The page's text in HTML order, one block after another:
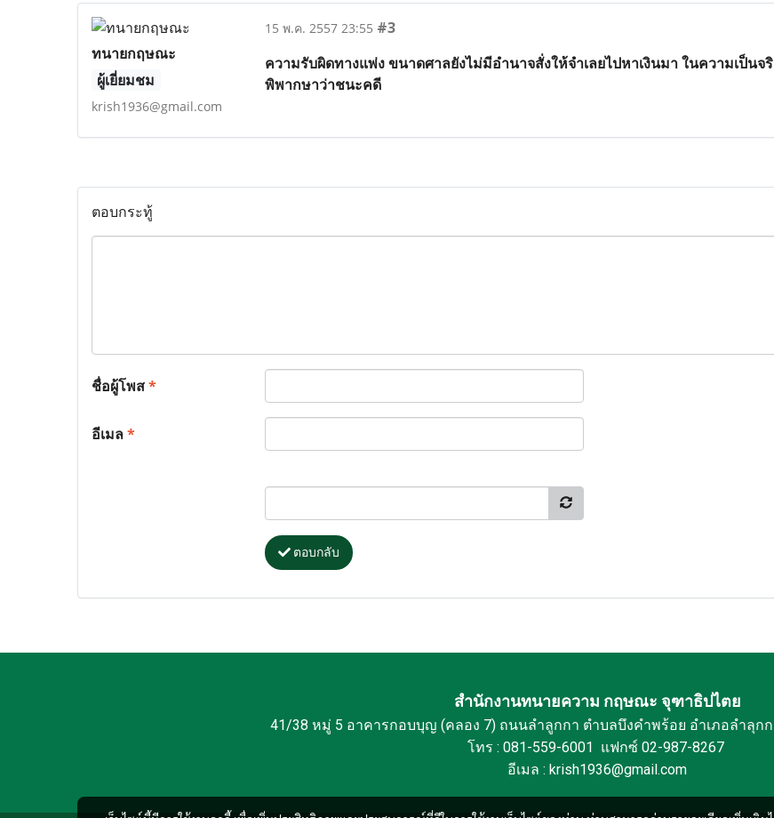
ทนายกฤษณะ
ผู้เยี่ยมชม
krish1936@gmail.com
15 พ.ค. 2557 23:55 #3
ความรับผิดทางแพ่ง ขนาดศาลยังไม่มีอำนาจสั่งให้จำเลยไปหาเงินมา ในความเป็น
พิพากษาว่าชนะคดี
ตอบกระทู้
ชื่อผู้โพส*
อีเมล*
ตอบกลับ
สำนักงานทนายความ กฤษณะ จุฑาธิปไตย
41/38 หมู่ 5 อาคารกอบบุญ (คลอง 7) ถนนลำลูกกา ตำบลบึงคำพร้อย อำเภอลำลุก
โทร : 081-559-6001 แฟกซ์ 02-987-8267
อีเมล : krish1936@gmail.com